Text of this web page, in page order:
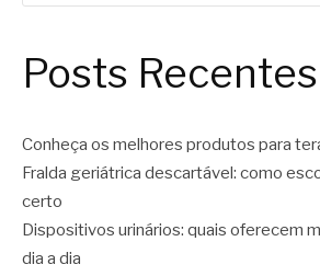
Posts Recentes
Conheça os melhores produtos para
Fralda geriátrica descartável: como
certo
Dispositivos urinários: quais oferecem
dia a dia